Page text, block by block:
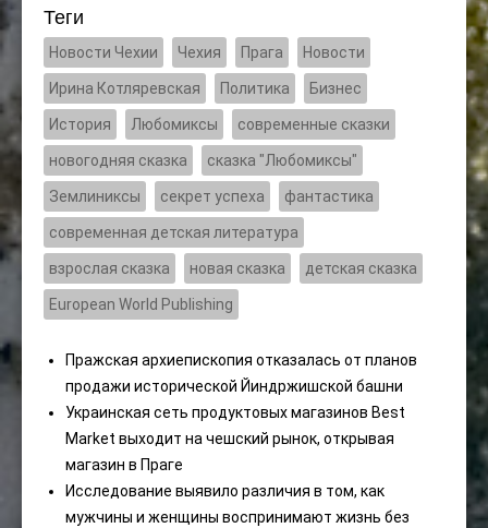
Теги
Новости Чехии Чехия Прага Новости
Ирина Котляревская Политика Бизнес
История Любомиксы современные сказки
новогодняя сказка сказка "Любомиксы"
Землиниксы секрет успеха фантастика
современная детская литература
взрослая сказка новая сказка детская сказка
European World Publishing
Пражская архиепископия отказалась от планов
продажи исторической Йиндржишской башни
Украинская сеть продуктовых магазинов Best
Market выходит на чешский рынок, открывая
магазин в Праге
Исследование выявило различия в том, как
мужчины и женщины воспринимают жизнь без